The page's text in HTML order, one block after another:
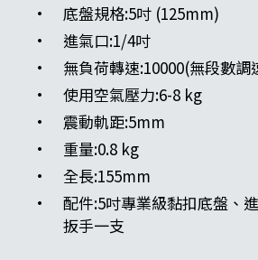
底盤規格:5吋 (125mm)
進氣口:1/4吋
無負荷轉速:10000(無段數調
使用空氣壓力:6-8 kg
震動軌距:5mm
重量:0.8 kg
全長:155mm
配件:5吋專業級黏扣底盤、
扳手一支